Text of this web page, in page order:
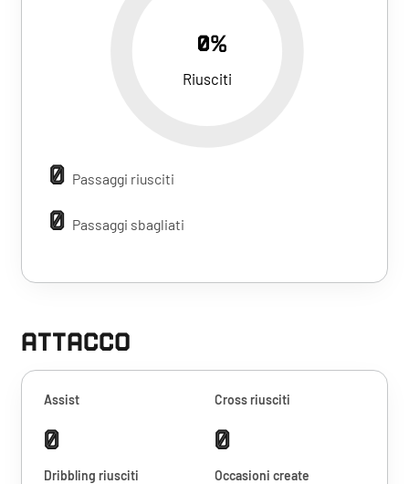
0%
Riusciti
0 Passaggi riusciti
0 Passaggi sbagliati
ATTACCO
Assist
0
Cross riusciti
0
Dribbling riusciti Occasioni create